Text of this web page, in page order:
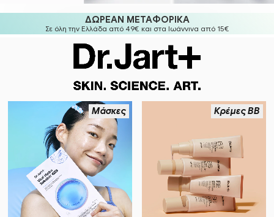
ΔΩΡΕΑΝ ΜΕΤΑΦΟΡΙΚΑ
Σε όλη την Ελλάδα από 49€ και στα Ιωάννινα από 15€
Μάσκες Κρέμες BB